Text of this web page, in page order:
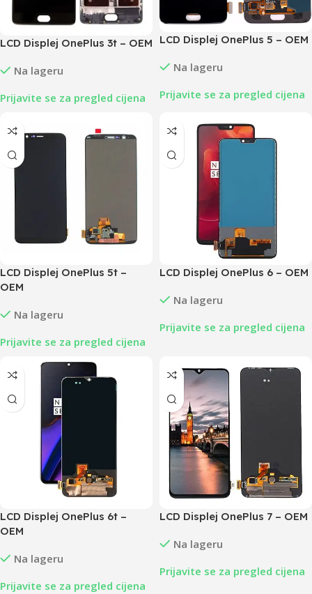
LCD Displej OnePlus 3t – OEM
Na lageru
Prijavite se za pregled cijena
LCD Displej OnePlus 5 – OEM
Na lageru
Prijavite se za pregled cijena
LCD Displej OnePlus 5t –
OEM
Na lageru
Prijavite se za pregled cijena
LCD Displej OnePlus 6 – OEM
Na lageru
Prijavite se za pregled cijena
LCD Displej OnePlus 6t –
OEM
Na lageru
Prijavite se za pregled cijena
LCD Displej OnePlus 7 – OEM
Na lageru
Prijavite se za pregled cijena